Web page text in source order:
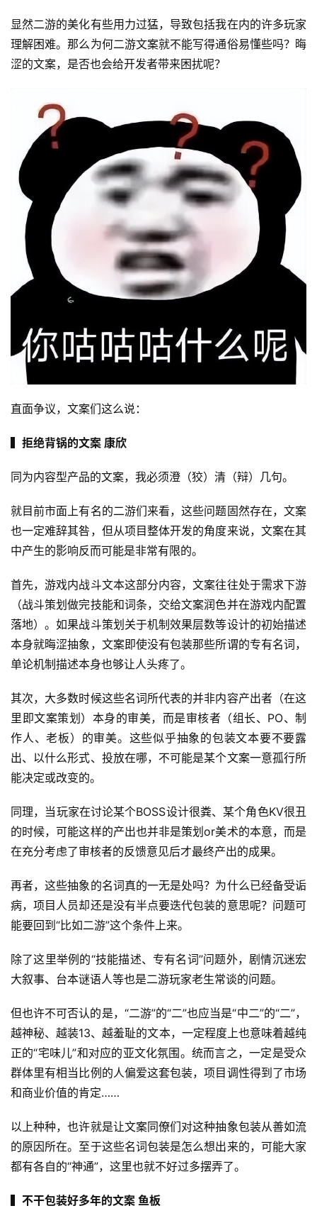
首
页
游
茶
原
游
戏
界
机
游
戏
单
游
戏
闲
显然二游的美化有些用力过猛，导致包括我在内的许多玩家
理解困难。那么为何二游文案就不能写得通俗易懂些吗？晦
涩的文案，是否也会给开发者带来困扰呢？
直面争议，文案们这么说：
▍拒绝背锅的文案 康欣
同为内容型产品的文案，我必须澄（狡）清（辩）几句。
就目前市面上有名的二游们来看，这些问题固然存在，文案
也一定难辞其咎，但从项目整体开发的角度来说，文案在其
中产生的影响反而可能是非常有限的。
首先，游戏内战斗文本这部分内容，文案往往处于需求下游
（战斗策划做完技能和词条，交给文案润色并在游戏内配置
落地）。如果战斗策划关于机制效果层数等设计的初始描述
本身就晦涩抽象，文案即使没有包装那些所谓的专有名词，
单论机制描述本身也够让人头疼了。
其次，大多数时候这些名词所代表的并非内容产出者（在这
里即文案策划）本身的审美，而是审核者（组长、PO、制
作人、老板）的审美。这些似乎抽象的包装文本要不要露
出、以什么形式、投放在哪，不可能是某个文案一意孤行所
能决定或改变的。
同理，当玩家在讨论某个BOSS设计很粪、某个角色KV很丑
的时候，可能这样的产出也并非是策划or美术的本意，而是
在充分考虑了审核者的反馈意见后才最终产出的成果。
再者，这些抽象的名词真的一无是处吗？为什么已经备受诟
病，项目人员却还是没有半点要迭代包装的意思呢？问题可
能要回到“比如二游”这个条件上来。
除了这里举例的“技能描述、专有名词”问题外，剧情沉迷宏
大叙事、台本谜语人等也是二游玩家老生常谈的问题。
但也许不可否认的是，“二游”的“二”也应当是“中二”的“二”，
越神秘、越装13、越羞耻的文本，一定程度上也意味着越纯
正的“宅味儿”和对应的亚文化氛围。统而言之，一定是受众
群体里有相当比例的人偏爱这套包装，项目调性得到了市场
和商业价值的肯定……
以上种种，也许就是让文案同僚们对这种抽象包装从善如流
的原因所在。至于这些名词包装是怎么想出来的，可能大家
都有各自的“神通”，这里也就不好过多摆弄了。
▍不干包装好多年的文案 鱼板